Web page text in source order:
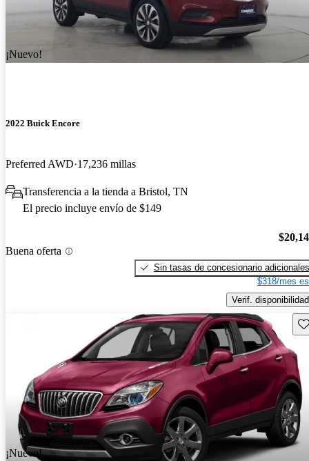
¡Nuevo!
2022 Buick Encore
Preferred AWD 17,236 millas
Transferencia a la tienda a Bristol, TN
El precio incluye envío de $149
Buena oferta
Sin tasas de concesionario adicionales
$318/mes
Verif. disponibilidad
¡Nuevo!